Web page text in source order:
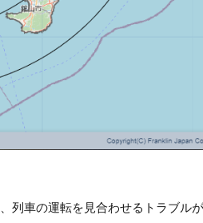
列車の運転を見合わせるトラブル